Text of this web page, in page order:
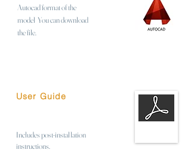
Autocad format of the
model You can download
the file.
User Guide
Includes post-installation
instructions.